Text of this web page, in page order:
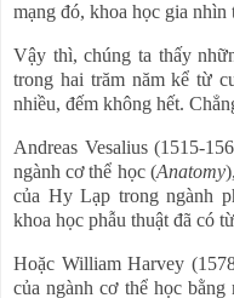
mạng đó, khoa học gia
Vậy thì, chúng ta thấy
trong hai trăm năm kể từ
nhiều, đếm không hết.
Andreas Vesalius (1515-
ngành cơ thể học (Anatomy
của Hy Lạp trong ngành
khoa học phẫu thuật đã có
Hoặc William Harvey
của ngành cơ thể học